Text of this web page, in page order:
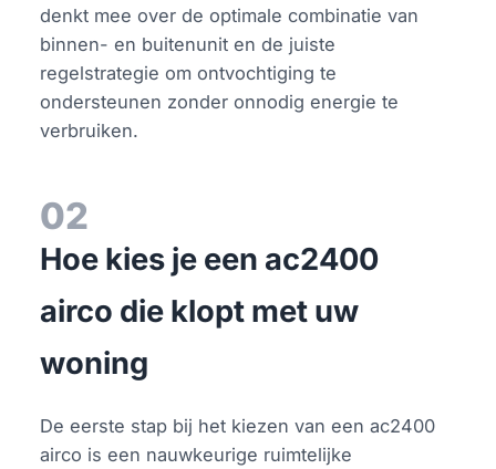
denkt mee over de optimale combinatie van
binnen- en buitenunit en de juiste
regelstrategie om ontvochtiging te
ondersteunen zonder onnodig energie te
verbruiken.
02
Hoe kies je een ac2400
airco die klopt met uw
woning
De eerste stap bij het kiezen van een ac2400
airco is een nauwkeurige ruimtelijke